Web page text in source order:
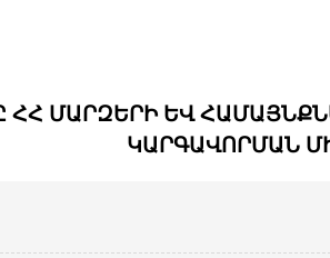
ՀՀ ՄԱՐԶԵՐԻ ԵՎ
ԿԱՐԳԱՎՈՐՄԱՆ